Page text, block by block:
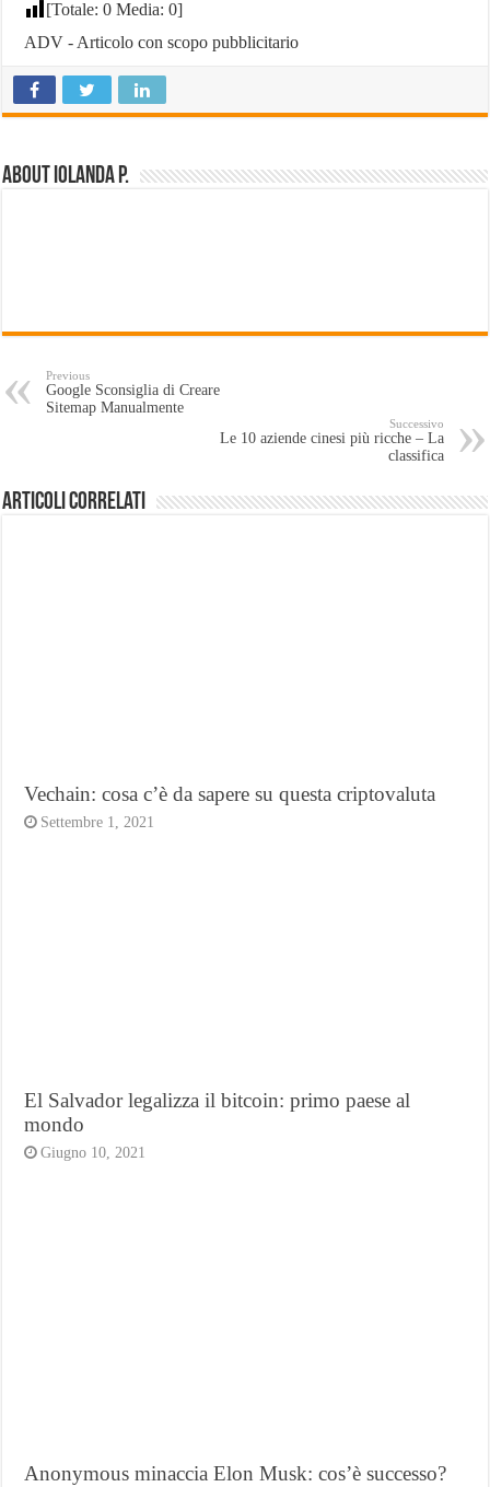
[Totale:0 Media:0]
ADV - Articolo con scopo pubblicitario
About Iolanda P.
Previous
Google Sconsiglia di Creare
Sitemap Manualmente
Successivo
Le 10 aziende cinesi più ricche – La
classifica
Articoli Correlati
Vechain: cosa c’è da sapere su questa criptovaluta
Settembre 1, 2021
El Salvador legalizza il bitcoin: primo paese al
mondo
Giugno 10, 2021
Anonymous minaccia Elon Musk: cos’è successo?